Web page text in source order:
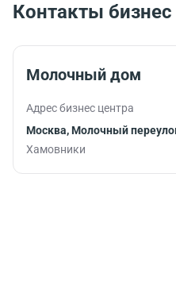
Контакты бизнес
Молочный дом
Адрес бизнес центра
Москва, Молочный
Хамовники